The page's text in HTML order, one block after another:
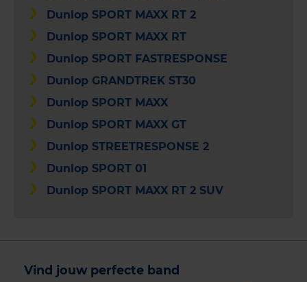
Dunlop SPORT MAXX RT 2
Dunlop SPORT MAXX RT
Dunlop SPORT FASTRESPONSE
Dunlop GRANDTREK ST30
Dunlop SPORT MAXX
Dunlop SPORT MAXX GT
Dunlop STREETRESPONSE 2
Dunlop SPORT 01
Dunlop SPORT MAXX RT 2 SUV
Vind jouw perfecte band